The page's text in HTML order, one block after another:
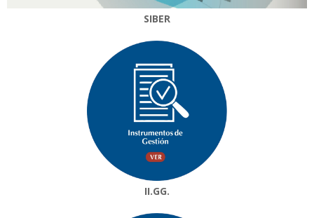
SIBER
II.GG.